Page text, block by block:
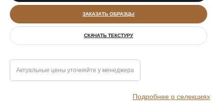
ЗАКАЗАТЬ ОБРАЗЦЫ
СКАЧАТЬ ТЕКСТУРУ
Актуальные цены уточняйте у менеджера
Подробнее о селекциях